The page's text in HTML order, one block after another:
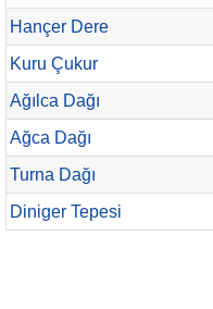
Hançer Dere
Kuru Çukur
Ağılca Dağı
Ağca Dağı
Turna Dağı
Diniger Tepesi